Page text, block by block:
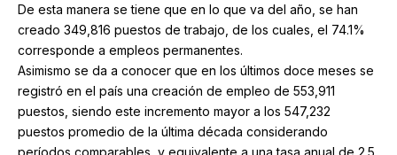
De esta manera se tiene que en lo que va del año, se han
creado 349,816 puestos de trabajo, de los cuales, el 74.1%
corresponde a empleos permanentes.
Asimismo se da a conocer que en los últimos doce meses se
registró en el país una creación de empleo de 553,911
puestos, siendo este incremento mayor a los 547,232
puestos promedio de la última década considerando
períodos comparables, y equivalente a una tasa anual de 2.5